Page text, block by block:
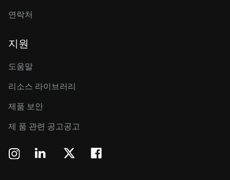
연락처
지원
도움말
리소스 라이브러리
제품 보안
제 품 관련 공고공고